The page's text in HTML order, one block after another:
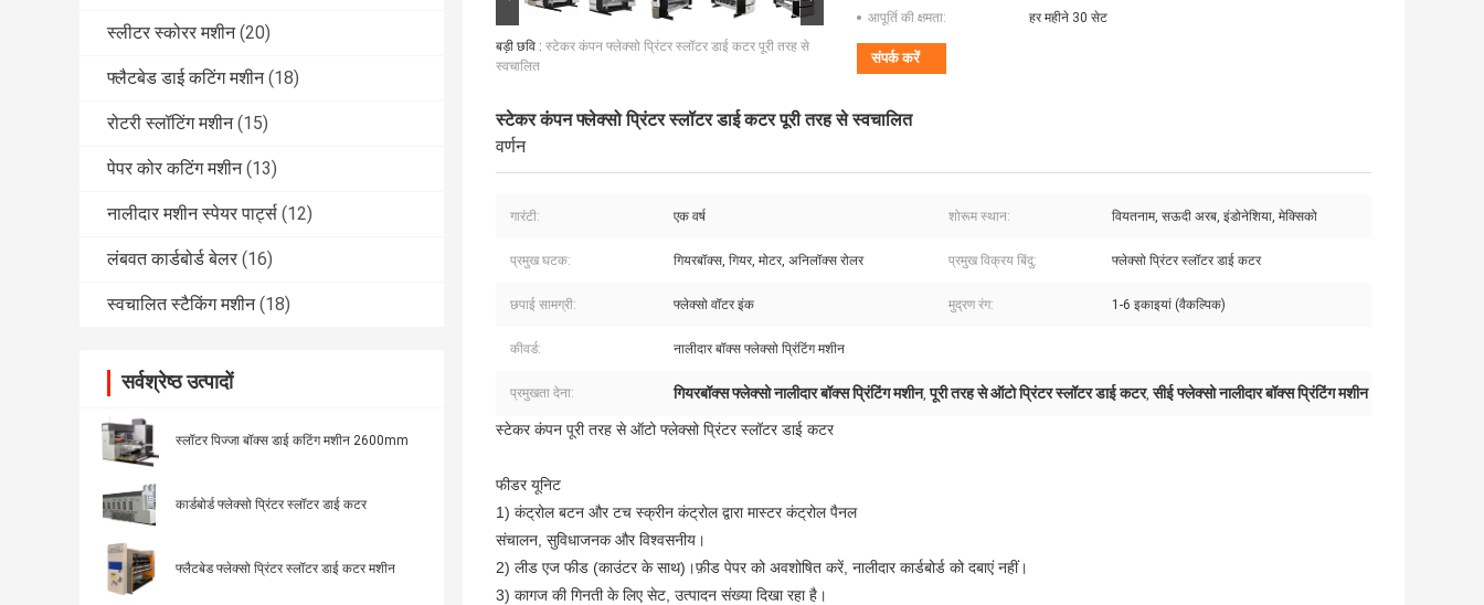
स्लीटर स्कोरर मशीन (20)
फ्लैटबेड डाई कटिंग मशीन (18)
रोटरी स्लॉटिंग मशीन (15)
पेपर कोर कटिंग मशीन (13)
नालीदार मशीन स्पेयर पार्ट्स (12)
लंबवत कार्डबोर्ड बेलर (16)
स्वचालित स्टैकिंग मशीन (18)
सर्वश्रेष्ठ उत्पादों
स्लॉटर पिज्जा बॉक्स डाई कटिंग मशीन 2600mm
कार्डबोर्ड फ्लेक्सो प्रिंटर स्लॉटर डाई कटर
फ्लैटबेड फ्लेक्सो प्रिंटर स्लॉटर डाई कटर मशीन
बड़ी छवि : स्टेकर कंपन फ्लेक्सो प्रिंटर स्लॉटर डाई कटर पूरी तरह से
स्वचालित
आपूर्ति की क्षमता:
हर महीने 30 सेट
संपर्क करें
स्टेकर कंपन फ्लेक्सो प्रिंटर स्लॉटर डाई कटर पूरी तरह से स्वचालित
वर्णन
गारंटी: एक वर्ष शोरूम स्थान: वियतनाम, सऊदी अरब, इंडोनेशिया, मेक्सिको
प्रमुख घटक: गियरबॉक्स, गियर, मोटर, अनिलॉक्स रोलर प्रमुख विक्रय बिंदु: फ्लेक्सो प्रिंटर स्लॉटर डाई कटर
छपाई सामग्री: फ्लेक्सो वॉटर इंक मुद्रण रंग: 1-6 इकाइयां (वैकल्पिक)
कीवर्ड: नालीदार बॉक्स फ्लेक्सो प्रिंटिंग मशीन
प्रमुखता देना: गियरबॉक्स फ्लेक्सो नालीदार बॉक्स प्रिंटिंग मशीन,पूरी तरह से ऑटो प्रिंटर स्लॉटर डाई कटर,सीई फ्लेक्सो नालीदार बॉक्स प्रिंटिंग मशीन
स्टेकर कंपन पूरी तरह से ऑटो फ्लेक्सो प्रिंटर स्लॉटर डाई कटर
फीडर यूनिट
1) कंट्रोल बटन और टच स्क्रीन कंट्रोल द्वारा मास्टर कंट्रोल पैनल
संचालन, सुविधाजनक और विश्वसनीय।
2) लीड एज फीड (काउंटर के साथ)।फ़ीड पेपर को अवशोषित करें, नालीदार कार्डबोर्ड को दबाएं नहीं।
3) कागज की गिनती के लिए सेट, उत्पादन संख्या दिखा रहा है।